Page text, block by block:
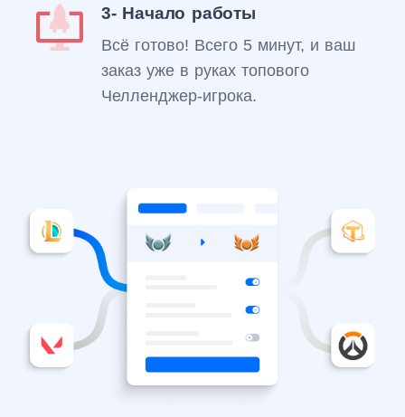
3- Начало работы
Всё готово! Всего 5 минут, и ваш
заказ уже в руках топового
Челленджер-игрока.